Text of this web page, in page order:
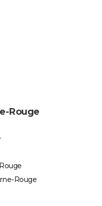
Rouge
Rouge